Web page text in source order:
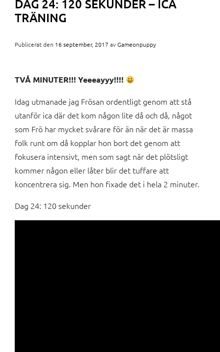
DAG 24: 120 SEKUNDER – ICA
TRÄNING
Publicerat den 16 september, 2017 avGameonpuppy
TVÅ MINUTER!!! Yeeeayyy!!!!
Idag utmanade jag Frösan ordentligt genom att stå
utanför ica där det kom någon lite då och då, något
som Frö har mycket svårare för än när det är massa
folk runt om då kopplar hon bort det genom att
fokusera intensivt, men som sagt när det plötsligt
kommer någon eller låter blir det tuffare att
koncentrera sig. Men hon fixade det i hela 2 minuter.
Dag 24: 120 sekunder